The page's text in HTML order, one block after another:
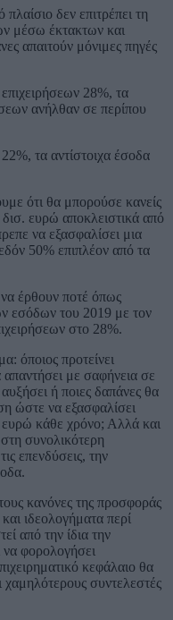
δεν επιτρέπει τη
μέσω έκτακτων και
απαιτούν μόνιμες πηγές
28%, τα
ανήλθαν σε περίπου
τα αντίστοιχα έσοδα
ότι θα μπορούσε κανείς
ευρώ αποκλειστικά από
να εξασφαλίσει μια
50% επιπλέον από τα
έρθουν ποτέ όπως
εσόδων του 2019 με τον
στο 28%.
όποιος προτείνει
απαντήσει με σαφήνεια σε
ή ποιες δαπάνες θα
ώστε να εξασφαλίσει
κάθε χρόνο; Αλλά και
συνολικότερη
επενδύσεις, την
κανόνες της προσφοράς
ιδεολογήματα περί
από την ίδια την
να φορολογήσει
κεφάλαιο θα
συντελεστές